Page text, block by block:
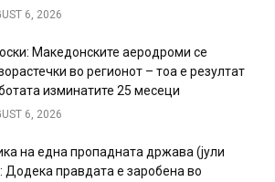
6, 2026
Македонските аеродроми се
во регионот – тоа е резултат
изминатите 25 месеци
6, 2026
на една пропадната држава (јули
Додека правдата е заробена во